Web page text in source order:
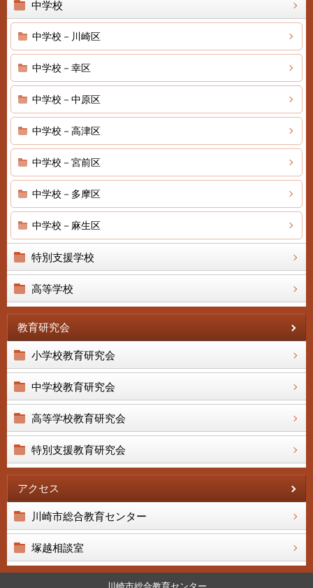
中学校
中学校－川崎区
中学校－幸区
中学校－中原区
中学校－高津区
中学校－宮前区
中学校－多摩区
中学校－麻生区
特別支援学校
高等学校
教育研究会
小学校教育研究会
中学校教育研究会
高等学校教育研究会
特別支援教育研究会
アクセス
川崎市総合教育センター
塚越相談室